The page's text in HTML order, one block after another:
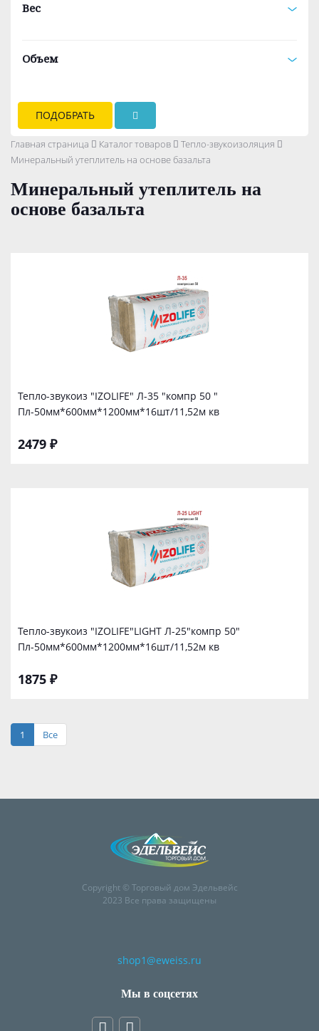
Вес
Объем
ПОДОБРАТЬ
Главная страница Каталог товаров
Тепло-звукоизоляция
Минеральный утеплитель на основе базальта
Минеральный утеплитель на
основе базальта
Тепло-звукоиз "IZOLIFE" Л-35 "компр 50 "
Пл-50мм*600мм*1200мм*16шт/11,52м кв
2479 ₽
Тепло-звукоиз "IZOLIFE"LIGHT Л-25"компр 50"
Пл-50мм*600мм*1200мм*16шт/11,52м кв
1875 ₽
1 Все
Copyright © Торговый дом Эдельвейс
2023 Все права защищены
shop1@eweiss.ru
Мы в соцсетях